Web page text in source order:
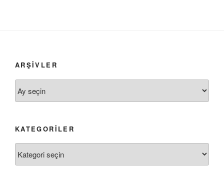
ARŞIVLER
KATEGORILER